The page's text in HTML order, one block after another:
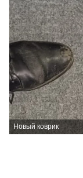
Новый коврик